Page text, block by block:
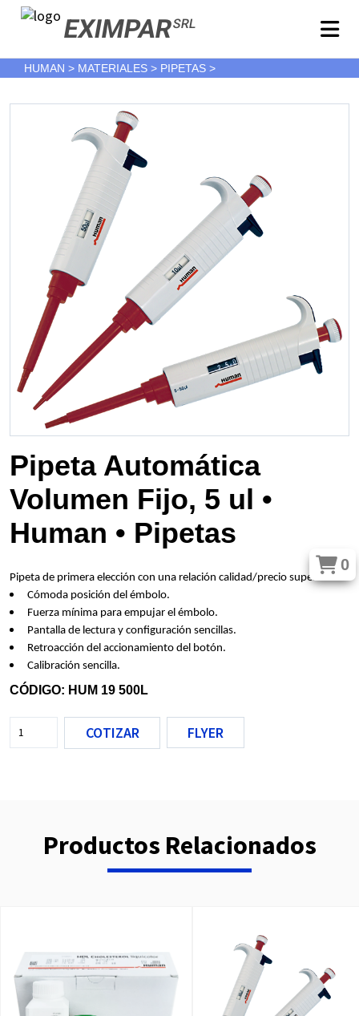
EXIMPARSRL
HUMAN > MATERIALES > PIPETAS >
Pipeta Automática
Volumen Fijo, 5 ul •
Human • Pipetas
Pipeta de primera elección con una relación calidad/precio superior.
Cómoda posición del émbolo.
Fuerza mínima para empujar el émbolo.
Pantalla de lectura y configuración sencillas.
Retroacción del accionamiento del botón.
Calibración sencilla.
CÓDIGO: HUM 19 500L
COTIZAR FLYER
Productos Relacionados
0